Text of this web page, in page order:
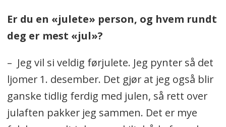
Er du en «julete» person, og hvem rundt
deg er mest «jul»?
– Jeg vil si veldig førjulete. Jeg pynter så det
ljomer 1. desember. Det gjør at jeg også blir
ganske tidlig ferdig med julen, så rett over
julaften pakker jeg sammen. Det er mye